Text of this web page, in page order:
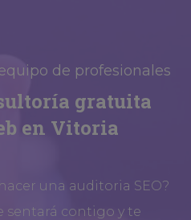
de profesionales
gratuita
en Vitoria
una auditoria SEO?
sentará contigo y te